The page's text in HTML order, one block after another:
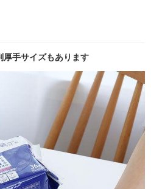
厚手サイズもあります